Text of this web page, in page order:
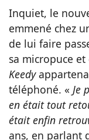
Inquiet, le
emmené chez
de lui faire
sa micropuce et
Keedy
téléphoné. « Je
en était tout
était enfin
ans, en parlant